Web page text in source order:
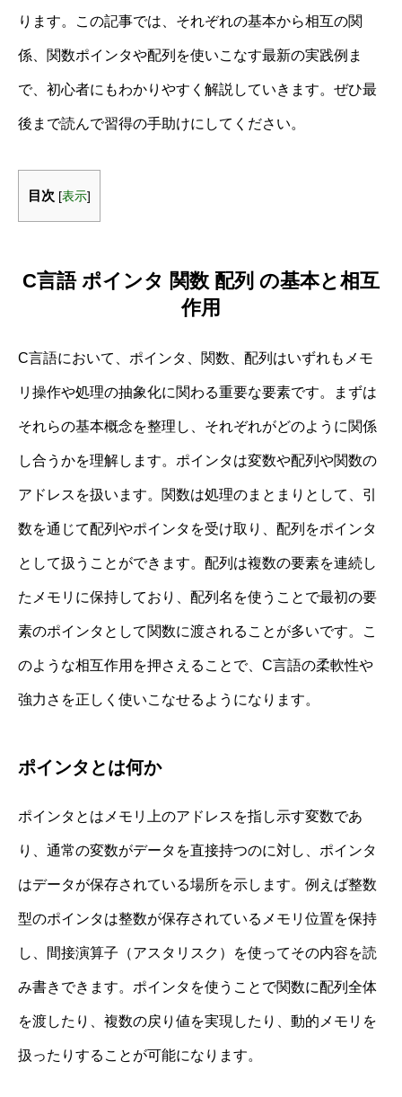
ります。この記事では、それぞれの基本から相互の関
係、関数ポインタや配列を使いこなす最新の実践例ま
で、初心者にもわかりやすく解説していきます。ぜひ最
後まで読んで習得の手助けにしてください。
目次 [表示]
C言語 ポインタ 関数 配列 の基本と相互
作用
C言語において、ポインタ、関数、配列はいずれもメモ
リ操作や処理の抽象化に関わる重要な要素です。まずは
それらの基本概念を整理し、それぞれがどのように関係
し合うかを理解します。ポインタは変数や配列や関数の
アドレスを扱います。関数は処理のまとまりとして、引
数を通じて配列やポインタを受け取り、配列をポインタ
として扱うことができます。配列は複数の要素を連続し
たメモリに保持しており、配列名を使うことで最初の要
素のポインタとして関数に渡されることが多いです。こ
のような相互作用を押さえることで、C言語の柔軟性や
強力さを正しく使いこなせるようになります。
ポインタとは何か
ポインタとはメモリ上のアドレスを指し示す変数であ
り、通常の変数がデータを直接持つのに対し、ポインタ
はデータが保存されている場所を示します。例えば整数
型のポインタは整数が保存されているメモリ位置を保持
し、間接演算子（アスタリスク）を使ってその内容を読
み書きできます。ポインタを使うことで関数に配列全体
を渡したり、複数の戻り値を実現したり、動的メモリを
扱ったりすることが可能になります。